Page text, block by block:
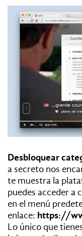
Desbloquear
a secreto nos
te muestra la
puedes acceder a
en el menú
enlace: https://
Lo único que